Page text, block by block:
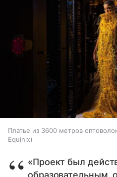
Платье из 3600 метров
Equinix
«Проект был
образовательным,